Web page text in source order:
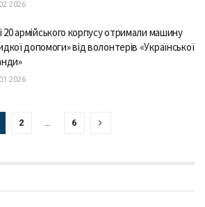
20 армійського корпусу отримали машину
допомоги» від волонтерів «Української
2 6